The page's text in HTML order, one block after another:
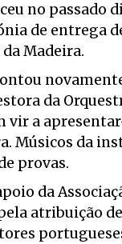
no passado
de entrega
Madeira.
da
vir a
Músicos da
provas.
da
atribuição